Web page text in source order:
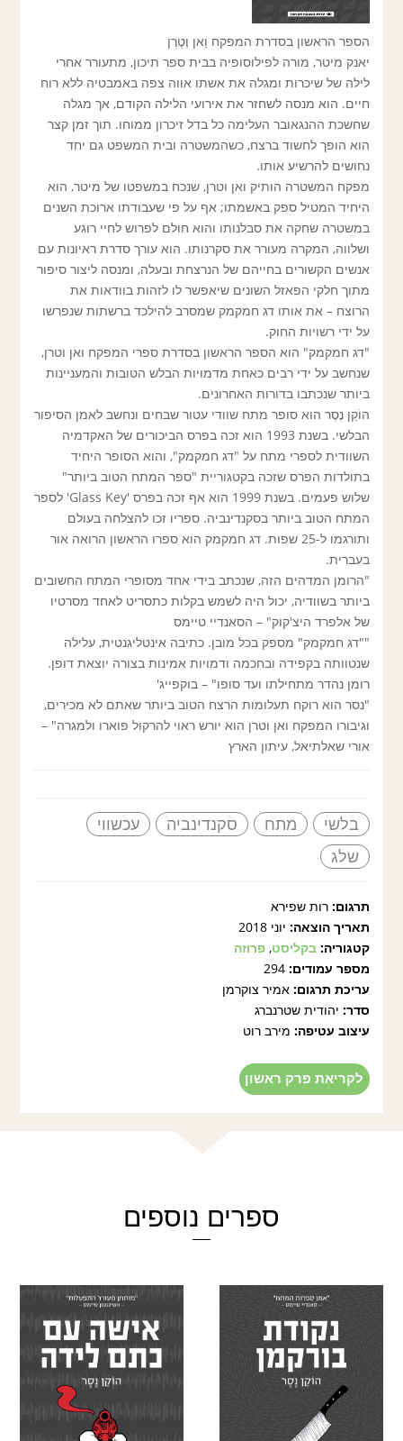
הספר הראשון בסדרת המפקח וַאן וֶטֶרֶן
יאנק מיטר, מורה לפילוסופיה בבית ספר תיכון, מתעורר אחרי
לילה של שיכרות ומגלה את אשתו אווה צפה באמבטיה ללא רוח
חיים. הוא מנסה לשחזר את אירועי הלילה הקודם, אך מגלה
שחשכת ההנגאובר העלימה כל בדל זיכרון ממוחו. תוך זמן קצר
הוא הופך לחשוד ברצח, כשהמשטרה ובית המשפט גם יחד
נחושים להרשיע אותו.
מפקח המשטרה הותיק ואן וטרן, שנכח במשפטו של מיטר, הוא
היחיד המטיל ספק באשמתו; אף על פי שעבודתו ארוכת השנים
במשטרה שחקה את סבלנותו והוא חולם לפרוש לחיי רוגע
ושלווה, המקרה מעורר את סקרנותו. הוא עורך סדרת ראיונות עם
אנשים הקשורים בחייהם של הנרצחת ובעלה, ומנסה ליצור סיפור
מתוך חלקי הפאזל השונים שיאפשר לו לזהות בוודאות את
הרוצח – את אותו דג חמקמק שמסרב להילכד ברשתות שנפרשו
על ידי רשויות החוק.
"דג חמקמק" הוא הספר הראשון בסדרת ספרי המפקח ואן וטרן,
שנחשב על ידי רבים כאחת מדמויות הבלש הטובות והמעניינות
ביותר שנכתבו בדורות האחרונים.
הוֹקַן נֶסֶר הוא סופר מתח שוודי עטור שבחים ונחשב לאמן הסיפור
הבלשי. בשנת 1993 הוא זכה בפרס הביכורים של האקדמיה
השוודית לספרי מתח על "דג חמקמק", והוא הסופר היחיד
בתולדות הפרס שזכה בקטגוריית "ספר המתח הטוב ביותר"
שלוש פעמים. בשנת 1999 הוא אף זכה בפרס 'Glass Key' לספר
המתח הטוב ביותר בסקנדינביה. ספריו זכו להצלחה בעולם
ותורגמו ל-25 שפות. דג חמקמק הוא ספרו הראשון הרואה אור
בעברית.
"הרומן המדהים הזה, שנכתב בידי אחד מסופרי המתח החשובים
ביותר בשוודיה, יכול היה לשמש בקלות כתסריט לאחד מסרטיו
של אלפרד היצ'קוק" – הסאנדיי טיימס
""דג חמקמק" מספק בכל מובן. כתיבה אינטליגנטית, עלילה
שנטוותה בקפידה ובחכמה ודמויות אמינות בצורה יוצאת דופן.
רומן נהדר מתחילתו ועד סופו" – בוקפייג'
"נסר הוא רוקח תעלומות הרצח הטוב ביותר שאתם לא מכירים,
וגיבורו המפקח ואן וטרן הוא יורש ראוי להרקול פוארו ולמגרה" –
אורי שאלתיאל, עיתון הארץ
בלשי מתח סקנדינביה
עכשווי
שלג
לקריאת פרק ראשון
תרגום:רות שפירא
תאריך הוצאה: יוני 2018
קטגוריה:בקליסט,פרוזה
מספר עמודים:294
עריכת תרגום:אמיר צוקרמן
סדר: יהודית שטרנברג
עיצוב עטיפה: מירב רוט
ספרים נוספים